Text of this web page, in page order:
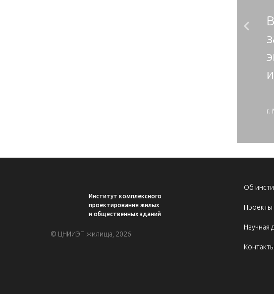
г.
Институт комплексного
проектирования жилых
и общественных зданий
© ЦНИИЭП жилища, 2026
Об
Проекты
Научная
Контакты